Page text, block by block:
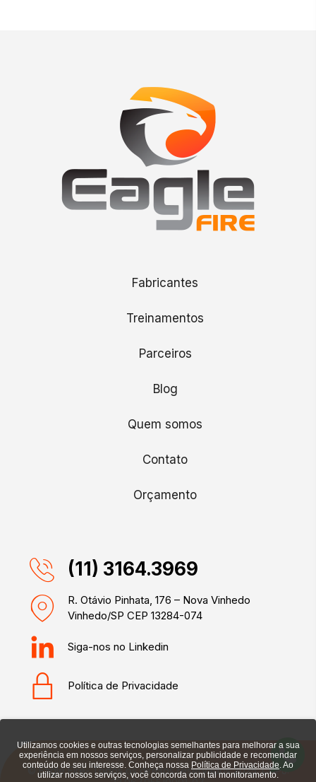
Fabricantes
Treinamentos
Parceiros
Blog
Quem somos
Contato
Orçamento
(11) 3164.3969
R. Otávio Pinhata, 176 – Nova Vinhedo
Vinhedo/SP CEP 13284-074
Siga-nos no Linkedin
Política de Privacidade
© Eagle Fire- Todos os direitos reservados 2025. CNPJ:
Utilizamos cookies e outras tecnologias semelhantes para melhorar a sua
experiência em nossos serviços, personalizar publicidade e recomendar
conteúdo de seu interesse. Conheça nossa Política de Privacidade. Ao
utilizar nossos serviços, você concorda com tal monitoramento.